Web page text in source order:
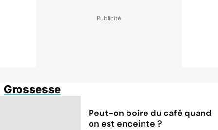
Grossesse
Peut-on boire du café quand
on est enceinte ?